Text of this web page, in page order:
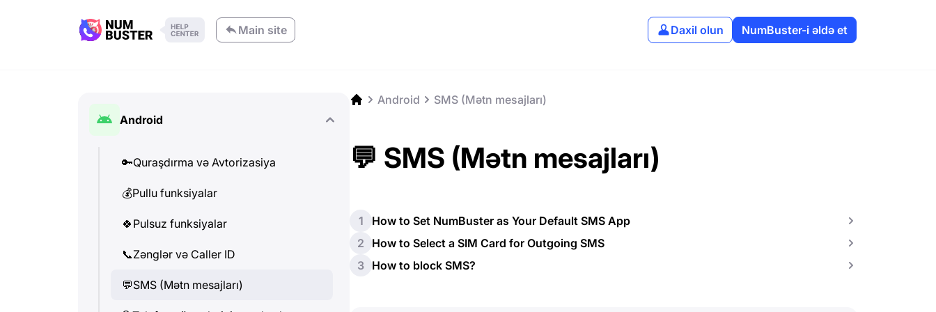
Main site Daxil olun NumBuster-i əldə et
Android
🔑Quraşdırma və Avtorizasiya
💰Pullu funksiyalar
🍀 Pulsuz funksiyalar
📞Zənglər və Caller ID
💬SMS (Mətn mesajları)
Android SMS (Mətn mesajları)
💬 SMS (Mətn mesajları)
1
How to Set NumBuster as Your Default SMS App
2
How to Select a SIM Card for Outgoing SMS
3 How to block SMS?